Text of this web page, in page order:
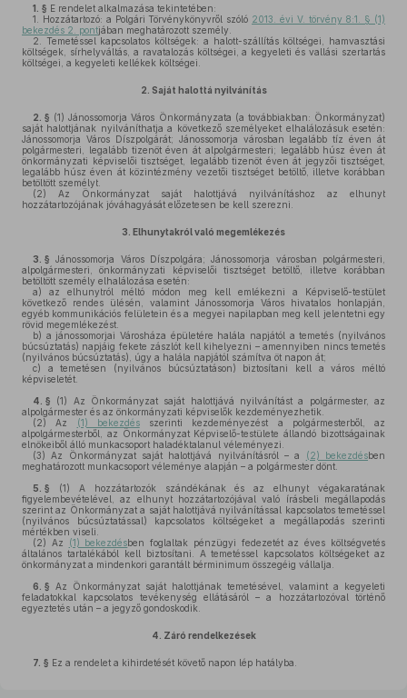
1. § E rendelet alkalmazása tekintetében:
1.
Hozzátartozó: a Polgári Törvénykönyvről szóló 2013. évi V. törvény 8:1. § (1)
bekezdés 2. pontjában meghatározott személy.
2.
Temetéssel kapcsolatos költségek: a halott-szállítás költségei, hamvasztási
költségek, sírhelyváltás, a ravatalozás költségei, a kegyeleti és vallási szertartás
költségei, a kegyeleti kellékek költségei.
2. Saját halottá nyilvánítás
2. § (1) Jánossomorja Város Önkormányzata (a továbbiakban: Önkormányzat)
saját halottjának nyilváníthatja a következő személyeket elhalálozásuk esetén:
Jánossomorja Város Díszpolgárát; Jánossomorja városban legalább tíz éven át
polgármesteri, legalább tizenöt éven át alpolgármesteri; legalább húsz éven át
önkormányzati képviselői tisztséget, legalább tizenöt éven át jegyzői tisztséget,
legalább húsz éven át közintézmény vezetői tisztséget betöltő, illetve korábban
betöltött személyt.
(2) Az Önkormányzat saját halottjává nyilvánításhoz az elhunyt
hozzátartozójának jóváhagyását előzetesen be kell szerezni.
3. Elhunytakról való megemlékezés
3. § Jánossomorja Város Díszpolgára; Jánossomorja városban polgármesteri,
alpolgármesteri, önkormányzati képviselői tisztséget betöltő, illetve korábban
betöltött személy elhalálozása esetén:
a) az elhunytról méltó módon meg kell emlékezni a Képviselő-testület
következő rendes ülésén, valamint Jánossomorja Város hivatalos honlapján,
egyéb kommunikációs felületein és a megyei napilapban meg kell jelentetni egy
rövid megemlékezést.
b) a jánossomorjai Városháza épületére halála napjától a temetés (nyilvános
búcsúztatás) napjáig fekete zászlót kell kihelyezni – amennyiben nincs temetés
(nyilvános búcsúztatás), úgy a halála napjától számítva öt napon át;
c) a temetésen (nyilvános búcsúztatáson) biztosítani kell a város méltó
képviseletét.
4. § (1)
Az Önkormányzat saját halottjává nyilvánítást a polgármester, az
alpolgármester és az önkormányzati képviselők kezdeményezhetik.
(2) Az (1) bekezdésszerinti kezdeményezést a polgármesterből, az
alpolgármesterből, az Önkormányzat Képviselő-testülete állandó bizottságainak
elnökeiből álló munkacsoport haladéktalanul véleményezi.
(3) Az Önkormányzat saját halottjává nyilvánításról – a (2) bekezdésben
meghatározott munkacsoport véleménye alapján – a polgármester dönt.
5. § (1) A hozzátartozók szándékának és az elhunyt végakaratának
figyelembevételével, az elhunyt hozzátartozójával való írásbeli megállapodás
szerint az Önkormányzat a saját halottjává nyilvánítással kapcsolatos temetéssel
(nyilvános búcsúztatással) kapcsolatos költségeket a megállapodás szerinti
mértékben viseli.
(2) Az (1) bekezdésben foglaltak pénzügyi fedezetét az éves költségvetés
általános tartalékából kell biztosítani. A temetéssel kapcsolatos költségeket az
önkormányzat a mindenkori garantált bérminimum összegéig vállalja.
6. § Az Önkormányzat saját halottjának temetésével, valamint a kegyeleti
feladatokkal kapcsolatos tevékenység ellátásáról – a hozzátartozóval történő
egyeztetés után – a jegyző gondoskodik.
4. Záró rendelkezések
7. § Ez a rendelet a kihirdetését követő napon lép hatályba.